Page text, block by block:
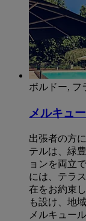
ボルドー, フ
メルキュ
出張者の方
テルは、緑
ョンを両立
には、テラ
在をお約束
も設け、地
メルキュー